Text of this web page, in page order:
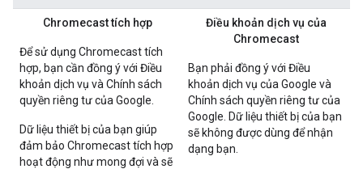
Chromecast tích hợp
Để sử dụng Chromecast tích
hợp, bạn cần đồng ý với Điều
khoản dịch vụ và Chính sách
quyền riêng tư của Google.
Dữ liệu thiết bị của bạn giúp
đảm bảo Chromecast tích hợp
hoạt động như mong đợi và sẽ
Điều khoản dịch vụ của
Chromecast
Bạn phải đồng ý với Điều
khoản dịch vụ của Google và
Chính sách quyền riêng tư của
Google. Dữ liệu thiết bị của bạn
sẽ không được dùng để nhận
dạng bạn.